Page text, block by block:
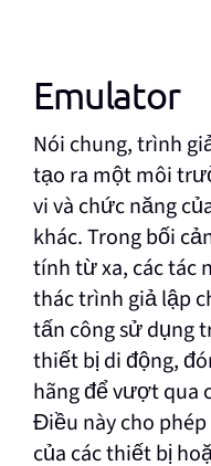
Emulator
Nói chung, trình
tạo ra một môi
vi và chức năng
khác. Trong bối
tính từ xa, các tác
thác trình giả lập
tấn công sử dụng
thiết bị di động,
hãng để vượt qua
Điều này cho
của các thiết bị